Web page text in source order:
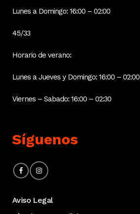
Lunes a Domingo: 16:00 – 02:00
45/33
Horario de verano:
Lunes a Jueves y Domingo: 16:00 – 02:00
Viernes – Sabado: 16:00 – 02:30
Síguenos
Aviso Legal